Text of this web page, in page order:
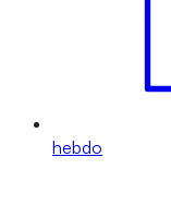
hebdo